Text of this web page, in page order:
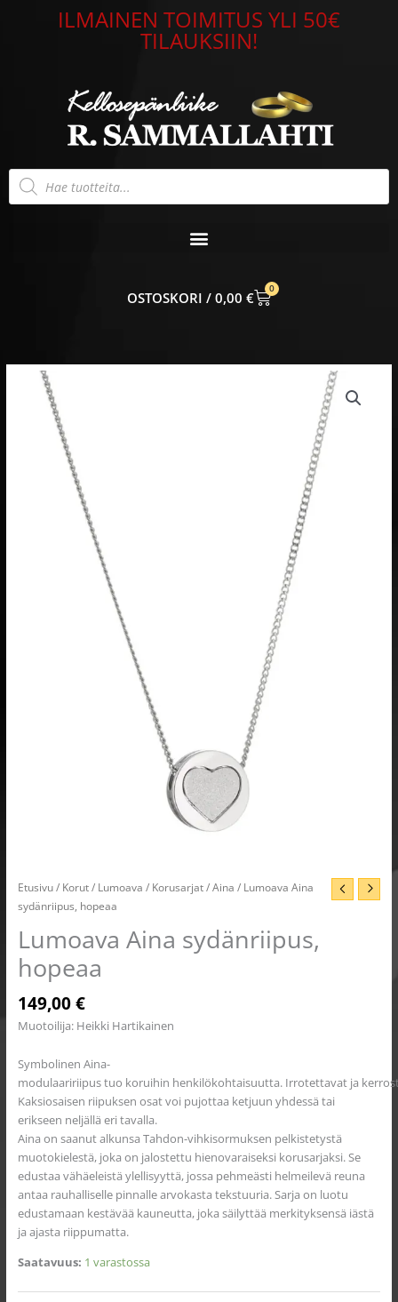
ILMAINEN TOIMITUS YLI 50€
TILAUKSIIN!
Products
search
0,00 €
0
CART
Etusivu/ Korut/ Lumoava / Korusarjat/Aina / Lumoava Aina
sydänriipus, hopeaa
Lumoava Aina sydänriipus,
hopeaa
149,00€
Muotoilija: Heikki Hartikainen
Symbolinen Aina-
modulaaririipustuo koruihin henkilökohtaisuutta. Irrotettavatja
Kaksiosaisen riipuksen osat voi pujottaa ketjuun yhdessä tai
erikseen neljällä eri tavalla.
Aina on saanut alkunsa Tahdon-vihkisormuksen pelkistetystä
muotokielestä, joka on jalostettu hienovaraiseksi korusarjaksi. Se
edustaa vähäeleistä ylellisyyttä, jossa pehmeästi helmeilevä reuna
antaa rauhalliselle pinnalle arvokasta tekstuuria. Sarja on luotu
edustamaan kestävää kauneutta, joka säilyttää merkityksensä iästä
ja ajasta riippumatta.
Saatavuus: 1 varastossa
Lumoava
sydänriipus,